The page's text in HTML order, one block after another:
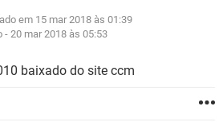
GMAIL
EXCEL
GMAIL
WHATSAPP
EXCEL
WHATSAPP
em 15 mar 2018 às 01:39
-20 mar 2018 às 05:53
baixado do site ccm